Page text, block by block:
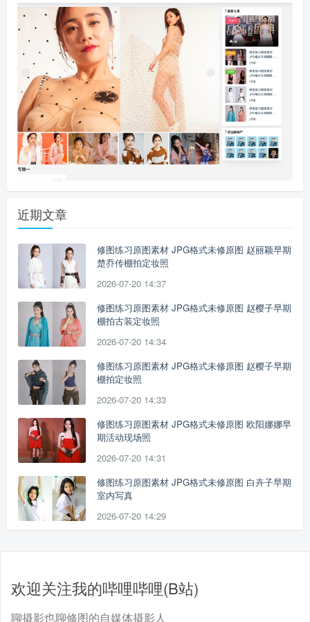
近期文章
修图练习原图素材 JPG格式未修原图 赵丽颖早期
楚乔传棚拍定妆照
2026-07-20 14:37
修图练习原图素材 JPG格式未修原图 赵樱子早期
棚拍古装定妆照
2026-07-20 14:34
修图练习原图素材 JPG格式未修原图 赵樱子早期
棚拍定妆照
2026-07-20 14:33
修图练习原图素材 JPG格式未修原图 欧阳娜娜早
期活动现场照
2026-07-20 14:31
修图练习原图素材 JPG格式未修原图 白卉子早期
室内写真
2026-07-20 14:29
欢迎关注我的哔哩哔哩(B站)
聊摄影也聊修图的自媒体摄影人